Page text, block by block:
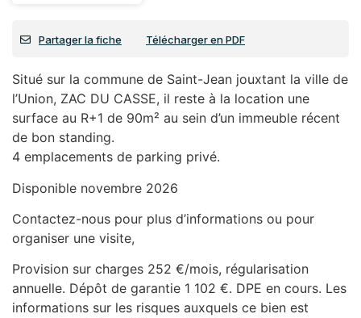
Télécharger en PDF
Partager la fiche
Situé sur la commune de Saint-Jean jouxtant la ville de
l’Union, ZAC DU CASSE, il reste à la location une
surface au R+1 de 90m² au sein d’un immeuble récent
de bon standing.
4 emplacements de parking privé.
Disponible novembre 2026
Contactez-nous pour plus d’informations ou pour
organiser une visite,
Provision sur charges 252 €/mois, régularisation
annuelle. Dépôt de garantie 1 102 €. DPE en cours. Les
informations sur les risques auxquels ce bien est